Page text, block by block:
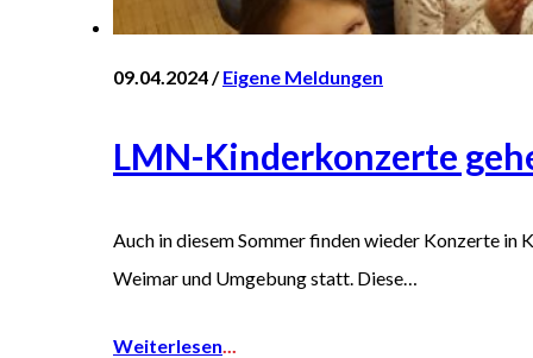
09.04.2024 /Eigene Meldungen
LMN-Kinderkonzerte
Auch in diesem Sommer finden wieder Konzerte in
Weimar und Umgebung statt. Diese…
Weiterlesen